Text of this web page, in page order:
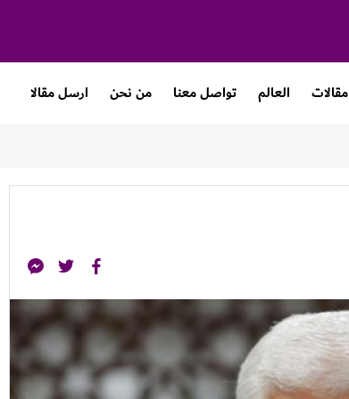
مقالات العالم تواصل معنا من نحن ارسل مقالا